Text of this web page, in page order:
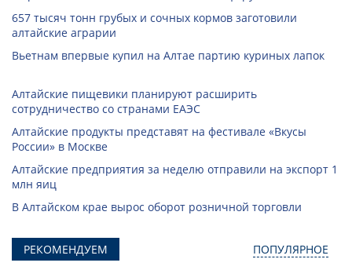
657 тысяч тонн грубых и сочных кормов заготовили
алтайские аграрии
Вьетнам впервые купил на Алтае партию куриных лапок
Алтайские пищевики планируют расширить
сотрудничество со странами ЕАЭС
Алтайские продукты представят на фестивале «Вкусы
России» в Москве
Алтайские предприятия за неделю отправили на экспорт 1
млн яиц
В Алтайском крае вырос оборот розничной торговли
РЕКОМЕНДУЕМ ПОПУЛЯРНОЕ